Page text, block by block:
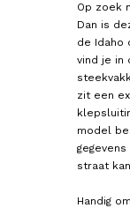
Op zoek
Dan is
de Idaho
vind je in
zit een
model
straat
Handig